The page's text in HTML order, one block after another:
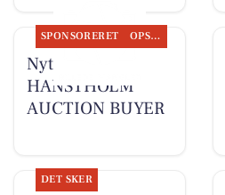
SPONSORERET OPSLAGSTAVLEN
Nyt fra
HANSTHOLM
AUCTION BUYER
DET SKER